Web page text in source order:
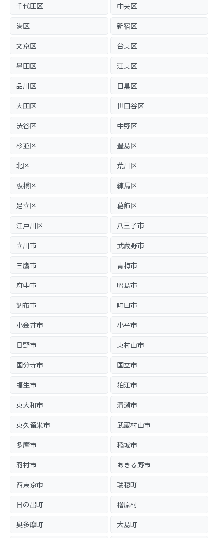
千代田区 中央区
港区 新宿区
文京区 台東区
墨田区 江東区
品川区 目黒区
大田区 世田谷区
渋谷区 中野区
杉並区 豊島区
北区 荒川区
板橋区 練馬区
足立区 葛飾区
江戸川区 八王子市
立川市 武蔵野市
三鷹市 青梅市
府中市 昭島市
調布市 町田市
小金井市 小平市
日野市 東村山市
国分寺市 国立市
福生市 狛江市
東大和市 清瀬市
東久留米市 武蔵村山市
多摩市 稲城市
羽村市 あきる野市
西東京市 瑞穂町
日の出町 檜原村
奥多摩町 大島町